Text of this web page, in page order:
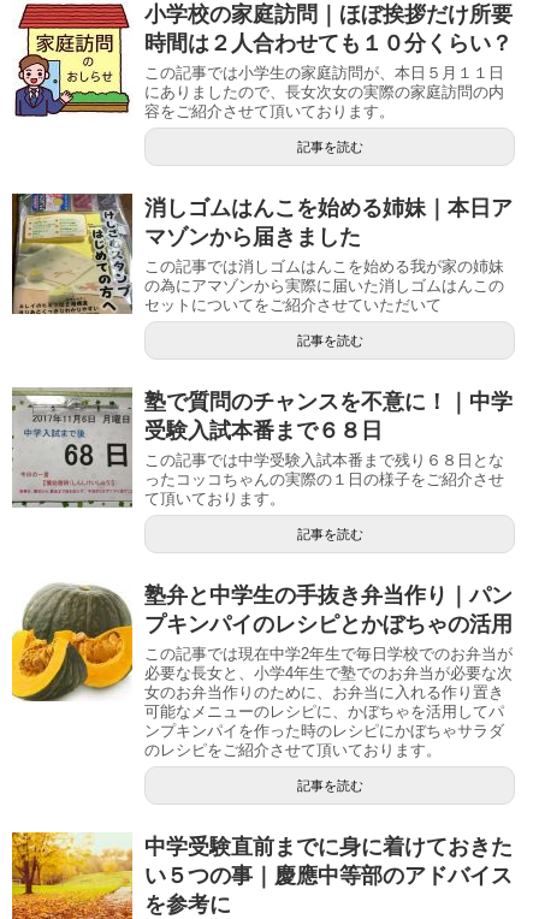
小学校の家庭訪問｜ほぼ挨拶だけ所要
時間は２人合わせても１０分くらい？
この記事では小学生の家庭訪問が、本日５月１１日
にありましたので、長女次女の実際の家庭訪問の内
容をご紹介させて頂いております。
記事を読む
消しゴムはんこを始める姉妹｜本日ア
マゾンから届きました
この記事では消しゴムはんこを始める我が家の姉妹
の為にアマゾンから実際に届いた消しゴムはんこの
セットについてをご紹介させていただいて
記事を読む
塾で質問のチャンスを不意に！｜中学
受験入試本番まで６８日
この記事では中学受験入試本番まで残り６８日とな
ったコッコちゃんの実際の１日の様子をご紹介させ
て頂いております。
記事を読む
塾弁と中学生の手抜き弁当作り｜パン
プキンパイのレシピとかぼちゃの活用
この記事では現在中学2年生で毎日学校でのお弁当が
必要な長女と、小学4年生で塾でのお弁当が必要な次
女のお弁当作りのために、お弁当に入れる作り置き
可能なメニューのレシピに、かぼちゃを活用してパ
ンプキンパイを作った時のレシピにかぼちゃサラダ
のレシピをご紹介させて頂いております。
記事を読む
中学受験直前までに身に着けておきた
い５つの事｜慶應中等部のアドバイス
を参考に